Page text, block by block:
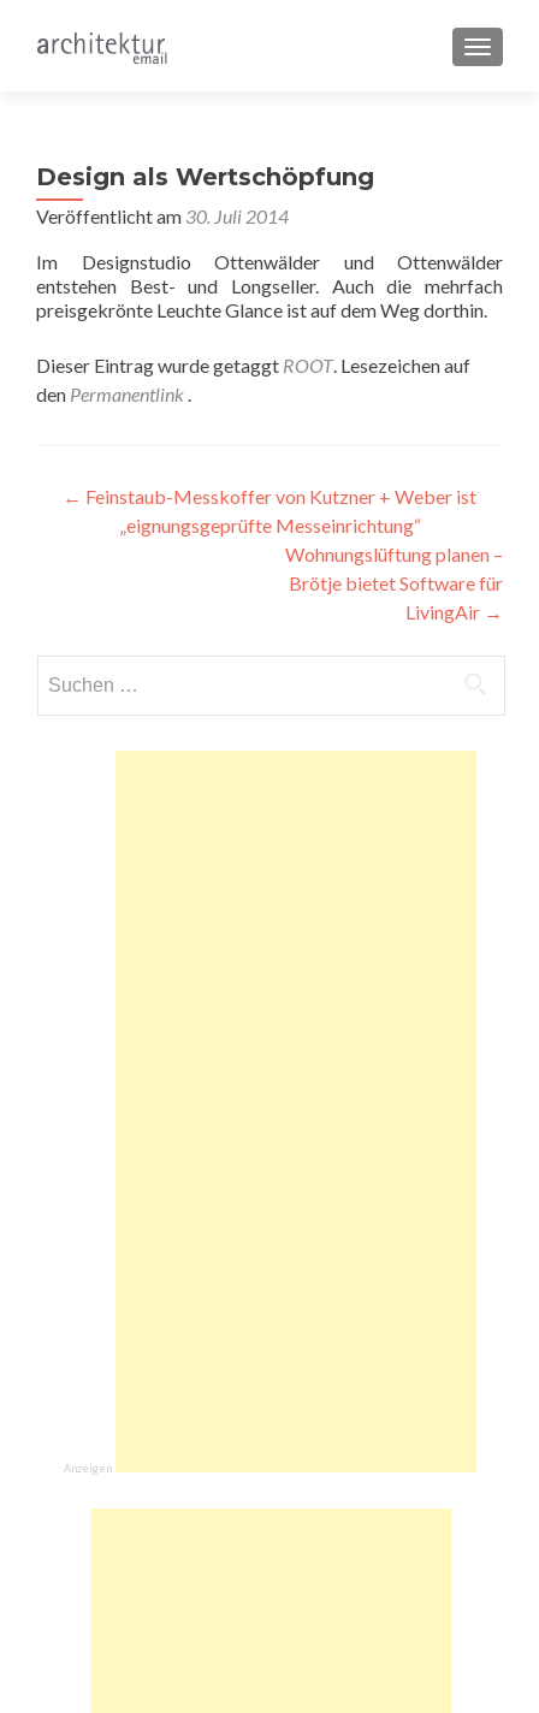
Design als Wertschöpfung
Veröffentlicht am 30. Juli 2014
Im Designstudio Ottenwälder und Ottenwälder
entstehen Best- und Longseller. Auch die mehrfach
preisgekrönte Leuchte Glance ist auf dem Weg dorthin.
Dieser Eintrag wurde getaggt ROOT. Lesezeichen auf
den Permanentlink .
Beitragsnavigation
← Feinstaub-Messkoffer von Kutzner + Weber ist
„eignungsgeprüfte Messeinrichtung“
Wohnungslüftung planen –
Brötje bietet Software für
LivingAir →
nach:
Anzeigen